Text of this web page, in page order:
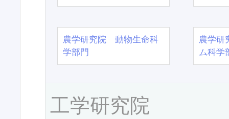
農学研究院 動物生命科
学部門
農学
ム科学
工学研究院